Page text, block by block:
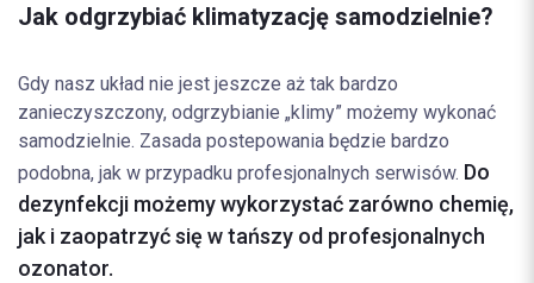
Jak odgrzybiać klimatyzację samodzielnie?
Gdy nasz układ nie jest jeszcze aż tak bardzo
zanieczyszczony, odgrzybianie „klimy” możemy wykonać
samodzielnie. Zasada postepowania będzie bardzo
podobna, jak w przypadku profesjonalnych serwisów. Do
dezynfekcji możemy wykorzystać zarówno chemię,
jak i zaopatrzyć się w tańszy od profesjonalnych
ozonator.